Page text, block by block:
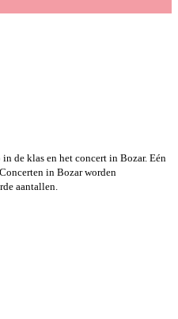
de klas en het concert in Bozar. Eén
in Bozar worden
aantallen.